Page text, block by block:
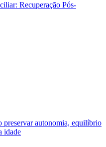
Recuperação Pós-
preservar autonomia, equilíbrio
idade